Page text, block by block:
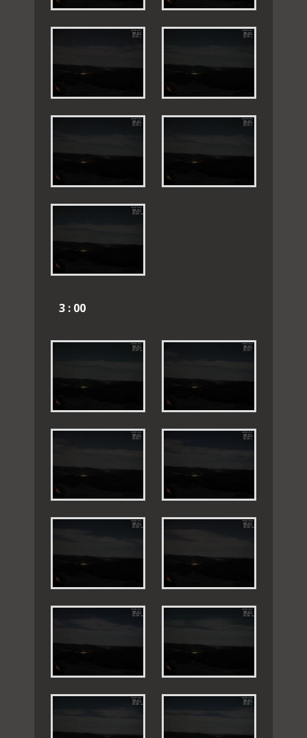
3 : 00